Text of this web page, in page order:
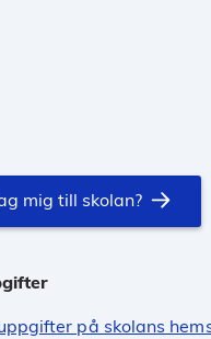
mig till skolan?
på skolans